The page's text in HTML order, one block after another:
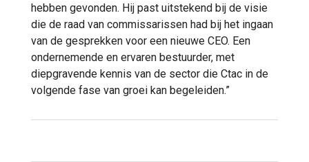
hebben gevonden. Hij past uitstekend bij de visie
die de raad van commissarissen had bij het ingaan
van de gesprekken voor een nieuwe CEO. Een
ondernemende en ervaren bestuurder, met
diepgravende kennis van de sector die Ctac in de
volgende fase van groei kan begeleiden.”